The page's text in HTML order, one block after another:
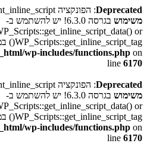
Deprecated: הפונקציה WP_Scripts::print_inline_script
משימוש
בגרסה 6.3.0! יש להשתמש ב-
or
WP_Scripts::get_inline_script_tag() במקום. in
wp-includes/functions.php on
line 6170
Deprecated: הפונקציה WP_Scripts::print_inline_script
משימוש
בגרסה 6.3.0! יש להשתמש ב-
or
WP_Scripts::get_inline_script_tag() במקום. in
wp-includes/functions.php on
line 6170